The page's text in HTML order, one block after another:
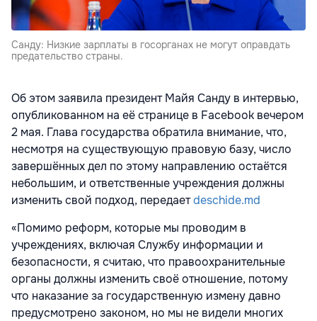
Санду: Низкие зарплаты в госорганах не могут оправдать
предательство страны.
Об этом заявила президент Майя Санду в интервью,
опубликованном на её странице в Facebook вечером
2 мая. Глава государства обратила внимание, что,
несмотря на существующую правовую базу, число
завершённых дел по этому направлению остаётся
небольшим, и ответственные учреждения должны
изменить свой подход, передаетdeschide.md
«Помимо реформ, которые мы проводим в
учреждениях, включая Службу информации и
безопасности, я считаю, что правоохранительные
органы должны изменить своё отношение, потому
что наказание за государственную измену давно
предусмотрено законом, но мы не видели многих